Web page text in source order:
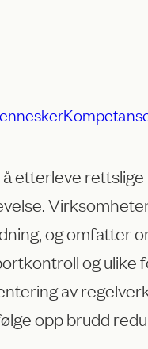
etterleve
og omfatter
og ulike
av
opp brudd